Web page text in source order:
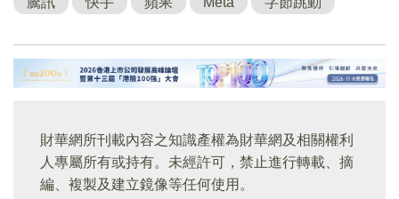
財華網所刊載內容之知識產權為財華網及相關權利
人專屬所有或持有。未經許可，禁止進行轉載、摘
編、複製及建立鏡像等任何使用。